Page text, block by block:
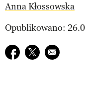
Anna Kłossowska
Opublikowano:
Udostępnij na
Udostępnij na
E-mail do